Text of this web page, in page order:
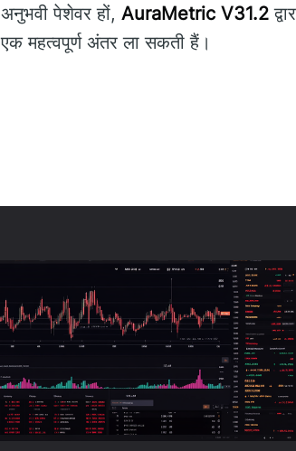
अनुभवी पेशेवर हों, AuraMetric V31.2
एक महत्वपूर्ण अंतर ला सकती हैं।